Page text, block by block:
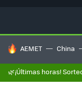
HOY SE HABLA DE
AEMET China
🌿¡Últimas horas!